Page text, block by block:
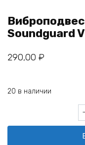
Soundguard
290,00 ₽
20 в наличии